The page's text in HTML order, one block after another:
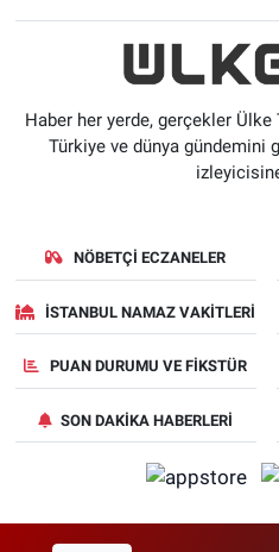
Haber her yerde, gerçekler
Türkiye ve dünya gündemini
NÖBETÇI ECZANELER
İSTANBUL NAMAZ VAKITLERI
PUAN DURUMU VE FIKSTÜR
SON DAKIKA HABERLERI